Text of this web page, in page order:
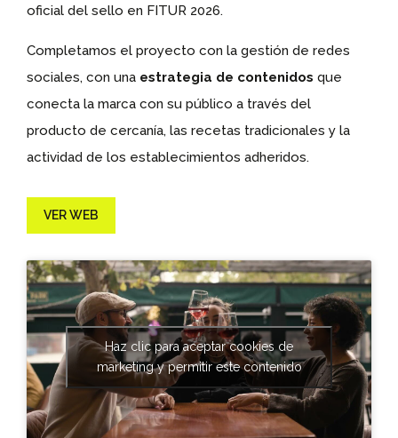
oficial del sello en FITUR 2026.
Completamos el proyecto con la gestión de redes
sociales, con una estrategia de contenidos que
conecta la marca con su público a través del
producto de cercanía, las recetas tradicionales y la
actividad de los establecimientos adheridos.
VER WEB
Haz clic para aceptar cookies de
marketing y permitir este contenido